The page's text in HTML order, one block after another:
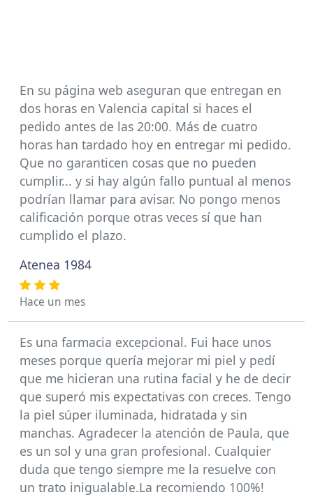
En su página web aseguran que entregan en
dos horas en Valencia capital si haces el
pedido antes de las 20:00. Más de cuatro
horas han tardado hoy en entregar mi pedido.
Que no garanticen cosas que no pueden
cumplir... y si hay algún fallo puntual al menos
podrían llamar para avisar. No pongo menos
calificación porque otras veces sí que han
cumplido el plazo.
Atenea 1984
Hace un mes
Es una farmacia excepcional. Fui hace unos
meses porque quería mejorar mi piel y pedí
que me hicieran una rutina facial y he de decir
que superó mis expectativas con creces. Tengo
la piel súper iluminada, hidratada y sin
manchas. Agradecer la atención de Paula, que
es un sol y una gran profesional. Cualquier
duda que tengo siempre me la resuelve con
un trato inigualable.La recomiendo 100%!